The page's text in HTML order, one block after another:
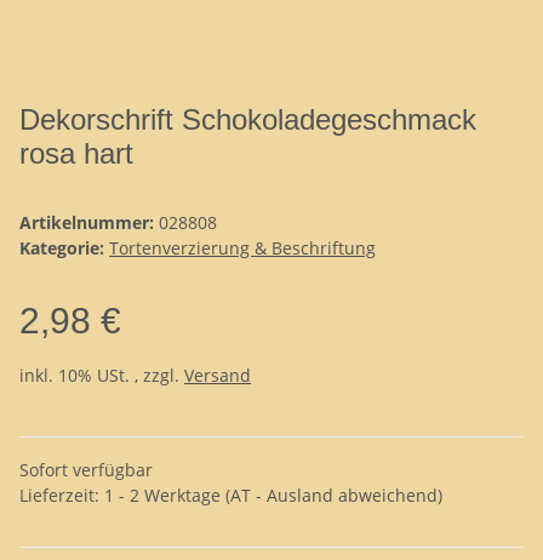
Dekorschrift Schokoladegeschmack
rosa hart
Artikelnummer: 028808
Kategorie: Tortenverzierung & Beschriftung
2,98 €
inkl. 10% USt. , zzgl. Versand
Sofort verfügbar
Lieferzeit: 1 - 2 Werktage (AT - Ausland abweichend)